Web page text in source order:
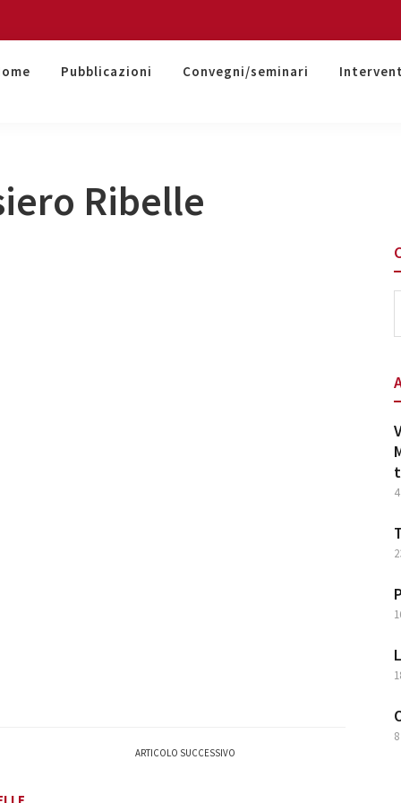
Pubblicazioni Convegni/seminari
Ribelle
ARTICOLO SUCCESSIVO